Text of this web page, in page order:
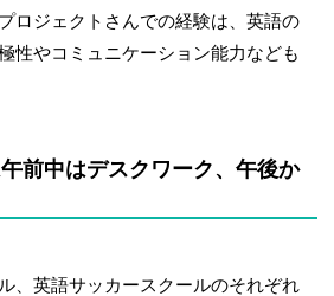
ロジェクトさんでの経験は、英語の
性やコミュニケーション能力なども
前中はデスクワーク、午後か
、英語サッカースクールのそれぞれ